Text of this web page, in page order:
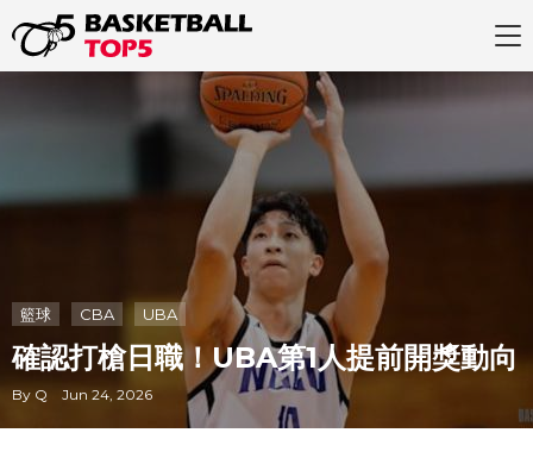
籃球 CBA UBA
確認打槍日職！UBA第1人提前開獎動向
By Q Jun 24, 2026